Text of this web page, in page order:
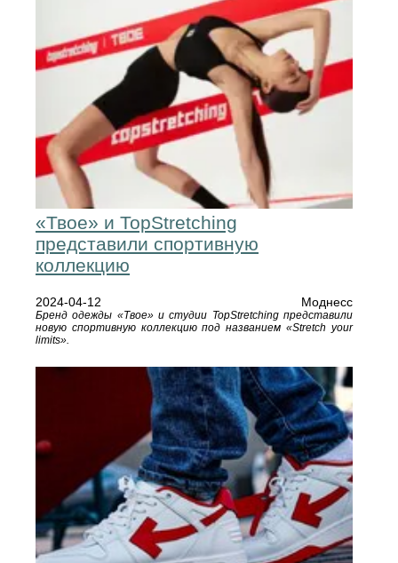
«Твое» и TopStretching
представили спортивную
коллекцию
2024-04-12 Моднесс
Бренд одежды «Твое» и студии TopStretching представили
новую спортивную коллекцию под названием «Stretch your
limits».